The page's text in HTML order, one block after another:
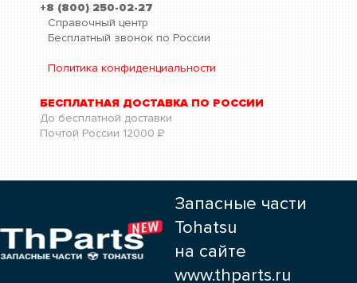
+8 (800) 250-02-27
Справочный центр
Бесплатный звонок по России
Политика конфиденциальности
БЕСПЛАТНАЯ ДОСТАВКА ПО РОССИИ
До бесплатной доставки
Почтой России 12000 Р
Запасные части
Tohatsu
на сайте
www.thparts.ru